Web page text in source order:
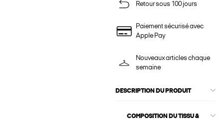
Retour sous 100 jours
Paiement sécurisé avec
Apple Pay
Nouveaux articles chaque
semaine
DESCRIPTION DU PRODUIT
COMPOSITION DU TISSU &